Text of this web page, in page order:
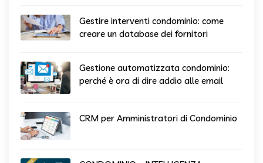
Gestire interventi condominio: come
creare un database dei fornitori
Gestione automatizzata condominio:
perché è ora di dire addio alle email
CRM per Amministratori di Condominio